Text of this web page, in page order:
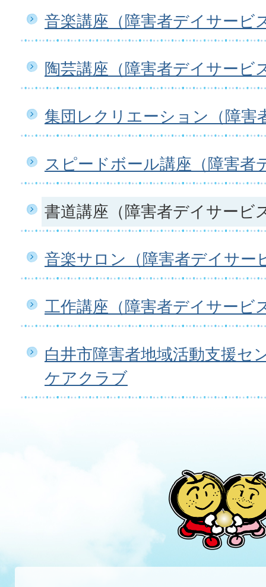
音楽講座（障害者デイサービ
陶芸講座（障害者デイサービ
集団レクリエーション（障害
スピードボール講座（障害者
書道講座（障害者デイサービ
音楽サロン（障害者デイサー
工作講座（障害者デイサービ
白井市障害者地域活動支援セ
ケアクラブ